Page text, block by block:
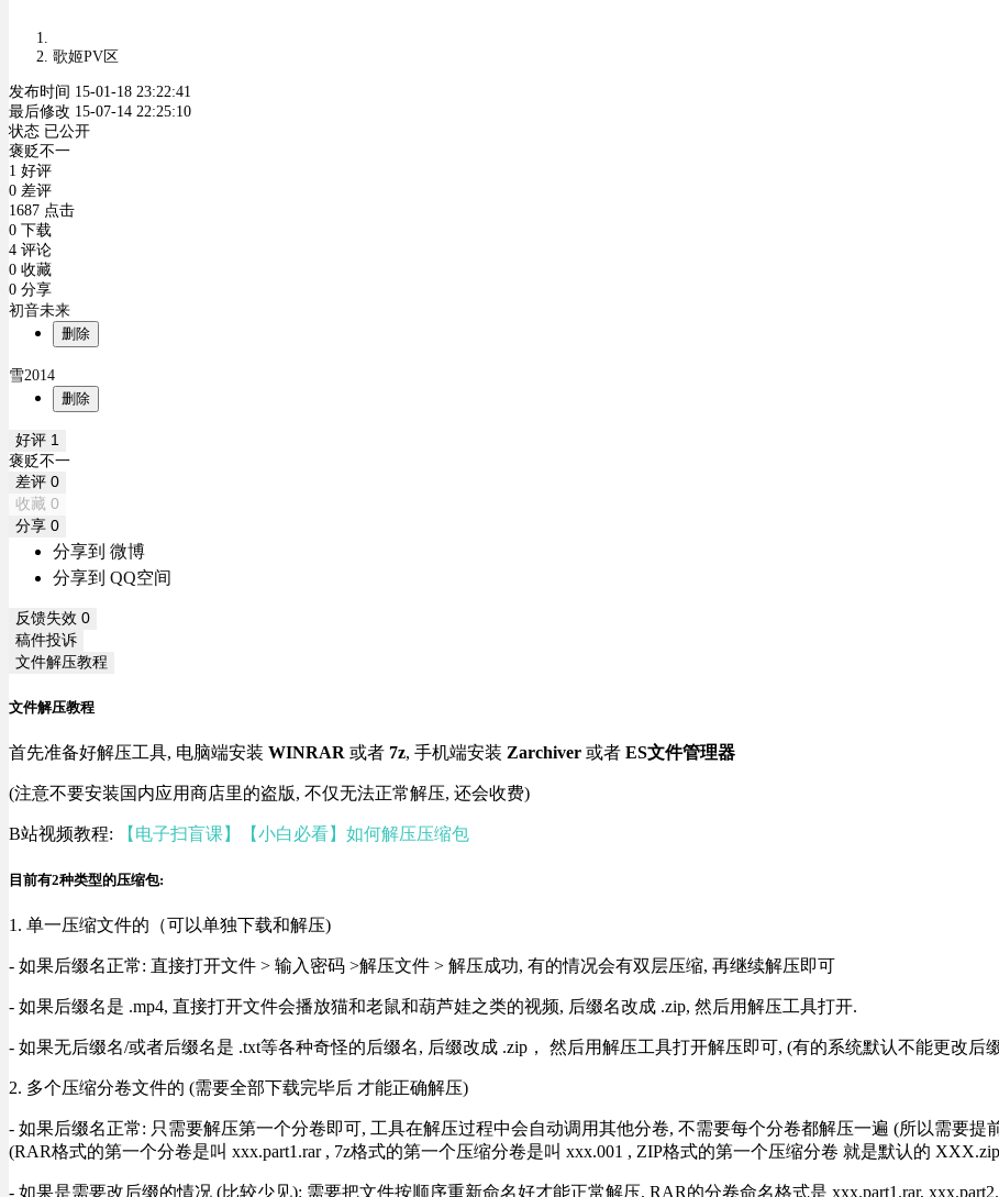
歌姬PV区
发布时间 15-01-18 23:22:41
最后修改 15-07-14 22:25:10
状态 已公开
褒贬不一
1 好评
0 差评
1687 点击
0 下载
4 评论
0 收藏
0 分享
初音未来
删除
雪2014
删除
好评 1
褒贬不一
差评 0
收藏 0
分享 0
分享到 微博
分享到 QQ空间
反馈失效 0
稿件投诉
文件解压教程
文件解压教程
首先准备好解压工具, 电脑端安装 WINRAR 或者 7z, 手机端安装 Zarchiver 或者 ES文件管理器
(注意不要安装国内应用商店里的盗版, 不仅无法正常解压, 还会收费)
B站视频教程: 【电子扫盲课】【小白必看】如何解压压缩包
目前有2种类型的压缩包:
1. 单一压缩文件的（可以单独下载和解压)
- 如果后缀名正常: 直接打开文件 > 输入密码 >解压文件 > 解压成功, 有的情况会有双层压缩, 再继续解压即可
- 如果后缀名是 .mp4, 直接打开文件会播放猫和老鼠和葫芦娃之类的视频, 后缀名改成 .zip, 然后用解压工具打开.
- 如果无后缀名/或者后缀名是 .txt等各种奇怪的后缀名, 后缀改成 .zip， 然后用解压工具打开解压即可, (有的系统默认不能更改后
2. 多个压缩分卷文件的 (需要全部下载完毕后 才能正确解压)
- 如果后缀名正常: 只需要解压第一个分卷即可, 工具在解压过程中会自动调用其他分卷, 不需要每个分卷都解压一遍 (所以需要
(RAR格式的第一个分卷是叫 xxx.part1.rar , 7z格式的第一个压缩分卷是叫 xxx.001 , ZIP格式的第一个压缩分卷 就是默认的
- 如果是需要改后缀的情况 (比较少见): 需要把文件按顺序重新命名好才能正常解压, RAR的分卷命名格式是 xxx.part1.rar,